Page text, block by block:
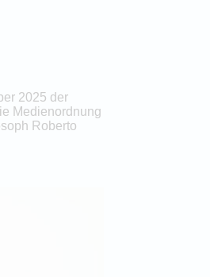
2025 der
Medienordnung
Roberto